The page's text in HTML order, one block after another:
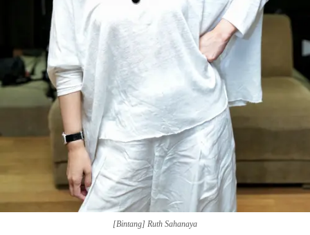
[Bintang] Ruth Sahanaya